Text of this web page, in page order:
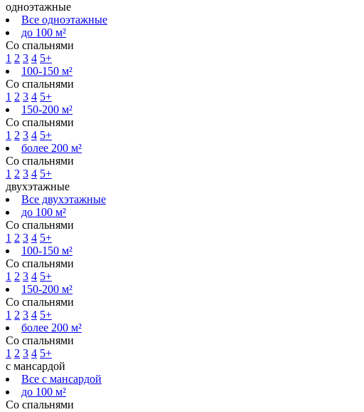
одноэтажные
Все одноэтажные
до 100 м²
Со спальнями
1 2 3 4 5+
100-150 м²
Со спальнями
1 2 3 4 5+
150-200 м²
Со спальнями
1 2 3 4 5+
более 200 м²
Со спальнями
1 2 3 4 5+
двухэтажные
Все двухэтажные
до 100 м²
Со спальнями
1 2 3 4 5+
100-150 м²
Со спальнями
1 2 3 4 5+
150-200 м²
Со спальнями
1 2 3 4 5+
более 200 м²
Со спальнями
1 2 3 4 5+
с мансардой
Все с мансардой
до 100 м²
Со спальнями